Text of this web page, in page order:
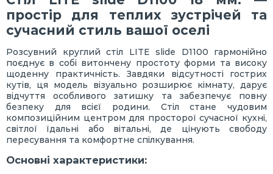
простір для теплих зустрічей та
сучасний стиль вашої оселі
Розсувний круглий стіл LITE slide D1100 гармонійно
поєднує в собі витончену простоту форми та високу
щоденну практичність. Завдяки відсутності гострих
кутів, ця модель візуально розширює кімнату, дарує
відчуття особливого затишку та забезпечує повну
безпеку для всієї родини. Стіл стане чудовим
композиційним центром для просторої сучасної кухні,
світлої їдальні або вітальні, де цінують свободу
пересування та комфортне спілкування.
Основні характеристики: